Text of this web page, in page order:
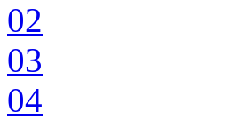
02
03
04